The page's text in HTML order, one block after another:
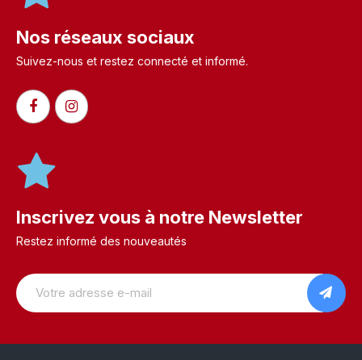
Nos réseaux sociaux
Suivez-nous et restez connecté et informé.​
Inscrivez vous à notre Newsletter
Restez informé des nouveautés